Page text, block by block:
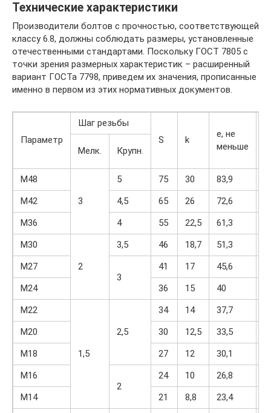
Технические характеристики
Производители болтов с прочностью, соответствующей
классу 6.8, должны соблюдать размеры, установленные
отечественными стандартами. Поскольку ГОСТ 7805 с
точки зрения размерных характеристик – расширенный
вариант ГОСТа 7798, приведем их значения, прописанные
именно в первом из этих нормативных документов.
Параметр
Шаг резьбы
S
k
e, не
меньше
Мелк.
Крупн.
М48
3
5 75 30 83,9
М42
4,5 65 26 72,6
М36
4 55 22,5 61,3
М30
2
3,5 46 18,7 51,3
М27
3
41 17 45,6
М24
36 15 40
М22
1,5
2,5
34 14 37,7
М20
30 12,5 33,5
М18
27 12 30,1
М16
2
24 10 26,8
М14
21 8,8 23,4